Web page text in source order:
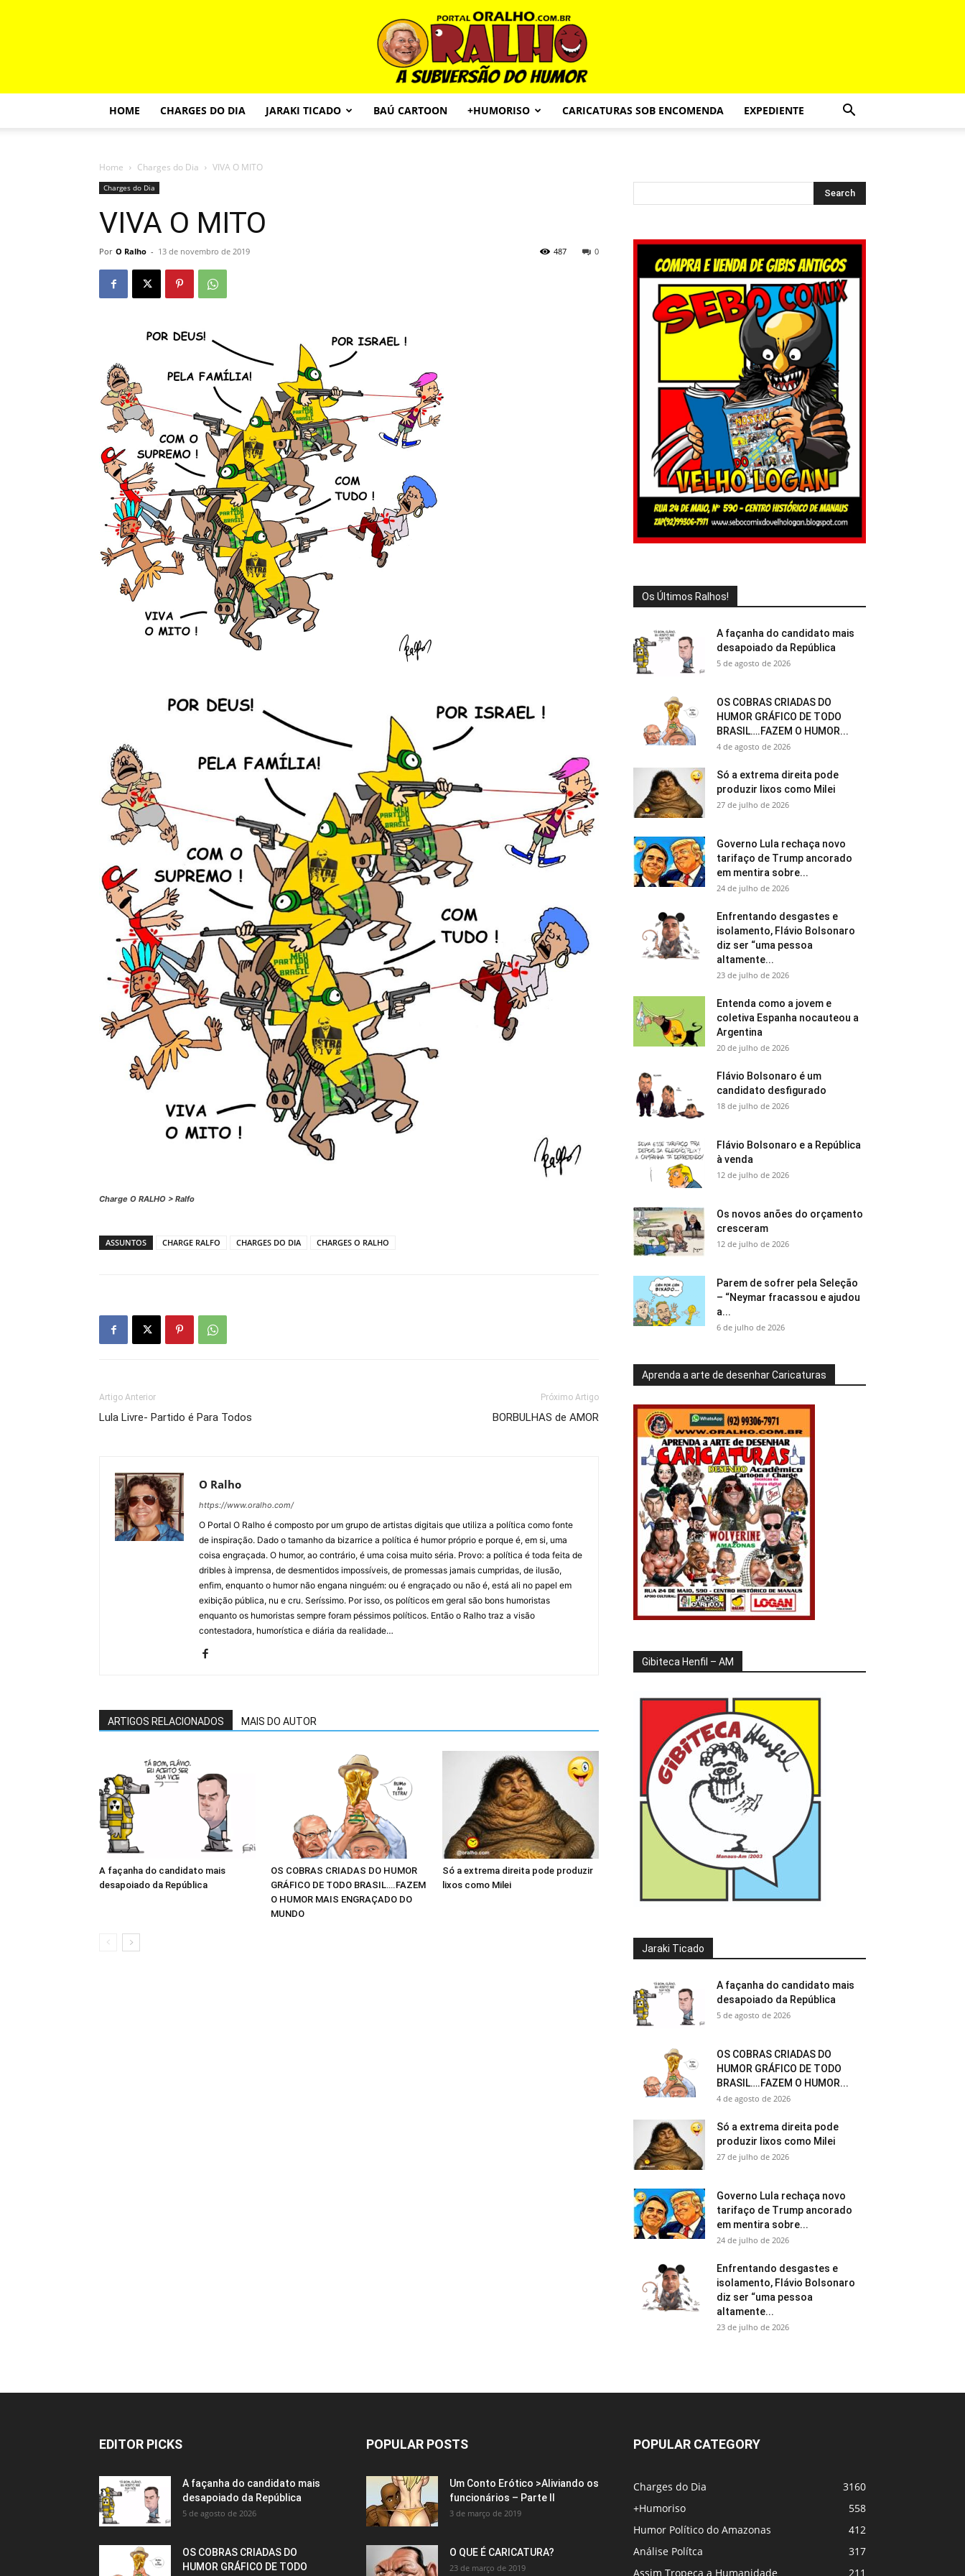
HOME CHARGES DO DIA JARAKI TICADO BAÚ CARTOON +HUMORISO CARICATURAS SOB ENCOMENDA EXPEDIENTE
Home Charges do Dia VIVA O MITO
Charges do Dia
VIVA O MITO
Por O Ralho - 13 de novembro de 2019 0
487
Charge O RALHO > Ralfo
ASSUNTOS CHARGE RALFO CHARGES DO DIA CHARGES O RALHO
Artigo Anterior
Lula Livre- Partido é Para Todos
Próximo Artigo
BORBULHAS de AMOR
O Ralho
https://www.oralho.com/
O Portal O Ralho é composto por um grupo de artistas digitais que utiliza a política como fonte
de inspiração. Dado o tamanho da bizarrice a política é humor próprio e porque é, em si, uma
coisa engraçada. O humor, ao contrário, é uma coisa muito séria. Provo: a política é toda feita de
dribles à imprensa, de desmentidos impossíveis, de promessas jamais cumpridas, de ilusão,
enfim, enquanto o humor não engana ninguém: ou é engraçado ou não é, está ali no papel em
exibição pública, nu e cru. Seríssimo. Por isso, os políticos em geral são bons humoristas
enquanto os humoristas sempre foram péssimos políticos. Então o Ralho traz a visão
contestadora, humorística e diária da realidade…
ARTIGOS RELACIONADOS MAIS DO AUTOR
A façanha do candidato mais
desapoiado da República
OS COBRAS CRIADAS DO HUMOR
GRÁFICO DE TODO BRASIL….FAZEM
O HUMOR MAIS ENGRAÇADO DO
MUNDO
Só a extrema direita pode produzir
lixos como Milei
Os Últimos Ralhos!
A façanha do candidato mais
desapoiado da República
5 de agosto de 2026
OS COBRAS CRIADAS DO
HUMOR GRÁFICO DE TODO
BRASIL….FAZEM O HUMOR...
4 de agosto de 2026
Só a extrema direita pode
produzir lixos como Milei
27 de julho de 2026
Governo Lula rechaça novo
tarifaço de Trump ancorado
em mentira sobre...
24 de julho de 2026
Enfrentando desgastes e
isolamento, Flávio Bolsonaro
diz ser “uma pessoa
altamente...
23 de julho de 2026
Entenda como a jovem e
coletiva Espanha nocauteou a
Argentina
20 de julho de 2026
Flávio Bolsonaro é um
candidato desfigurado
18 de julho de 2026
Flávio Bolsonaro e a República
à venda
12 de julho de 2026
Os novos anões do orçamento
cresceram
12 de julho de 2026
Parem de sofrer pela Seleção
– “Neymar fracassou e ajudou
a...
6 de julho de 2026
Aprenda a arte de desenhar Caricaturas
Gibiteca Henfil – AM
Jaraki Ticado
A façanha do candidato mais
desapoiado da República
5 de agosto de 2026
OS COBRAS CRIADAS DO
HUMOR GRÁFICO DE TODO
BRASIL….FAZEM O HUMOR...
4 de agosto de 2026
Só a extrema direita pode
produzir lixos como Milei
27 de julho de 2026
Governo Lula rechaça novo
tarifaço de Trump ancorado
em mentira sobre...
24 de julho de 2026
Enfrentando desgastes e
isolamento, Flávio Bolsonaro
diz ser “uma pessoa
altamente...
23 de julho de 2026
EDITOR PICKS
A façanha do candidato mais
desapoiado da República
5 de agosto de 2026
OS COBRAS CRIADAS DO
HUMOR GRÁFICO DE TODO
POPULAR POSTS
Um Conto Erótico >Aliviando os
funcionários – Parte II
3 de março de 2019
O QUE É CARICATURA?
23 de março de 2019
POPULAR CATEGORY
Charges do Dia
3160
+Humoriso
558
Humor Político do Amazonas
412
Análise Polítca
317
Assim Tropeça a Humanidade
211